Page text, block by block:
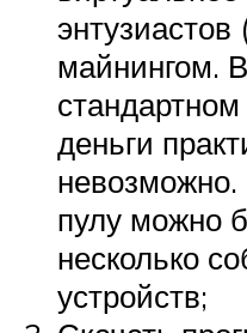
энтузиастов
майнингом.
деньги
невозможно.
пулу можно
несколько
устройств;